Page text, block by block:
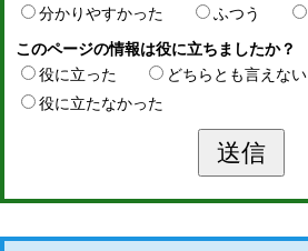
分かりやすかった
ふつう
このページの情報は役に立ちましたか？
役に立った
どちらとも言えない
役に立たなかった